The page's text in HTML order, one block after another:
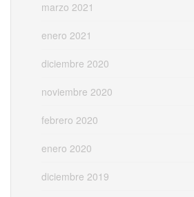
marzo 2021
enero 2021
diciembre 2020
noviembre 2020
febrero 2020
enero 2020
diciembre 2019